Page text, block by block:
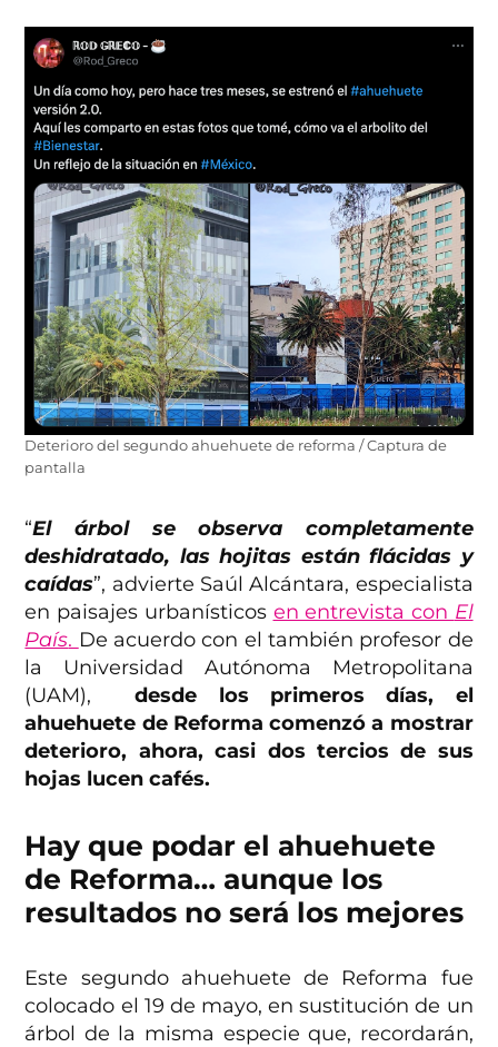
Deterioro del segundo ahuehuete de reforma / Captura de
pantalla
“El árbol se observa completamente
deshidratado, las hojitas están flácidas y
caídas”, advierte Saúl Alcántara, especialista
en paisajes urbanísticos en entrevista con El
País. De acuerdo con el también profesor de
la Universidad Autónoma Metropolitana
(UAM),desde los primeros días, el
ahuehuete de Reforma comenzó a mostrar
deterioro, ahora, casi dos tercios de sus
hojas lucen cafés.
Hay que podar el ahuehuete
de Reforma… aunque los
resultados no será los mejores
Este segundo ahuehuete de Reforma fue
colocado el 19 de mayo, en sustitución de un
árbol de la misma especie que, recordarán,